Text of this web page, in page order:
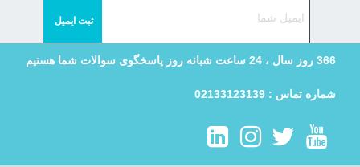
366 روز سال ، 24 ساعت شبانه روز پاسخگوی سوالات شما هستیم
شماره تماس : 02133123139